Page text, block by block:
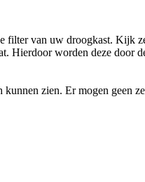
filter van uw droogkast. Kijk
Hierdoor worden deze door
zien. Er mogen geen